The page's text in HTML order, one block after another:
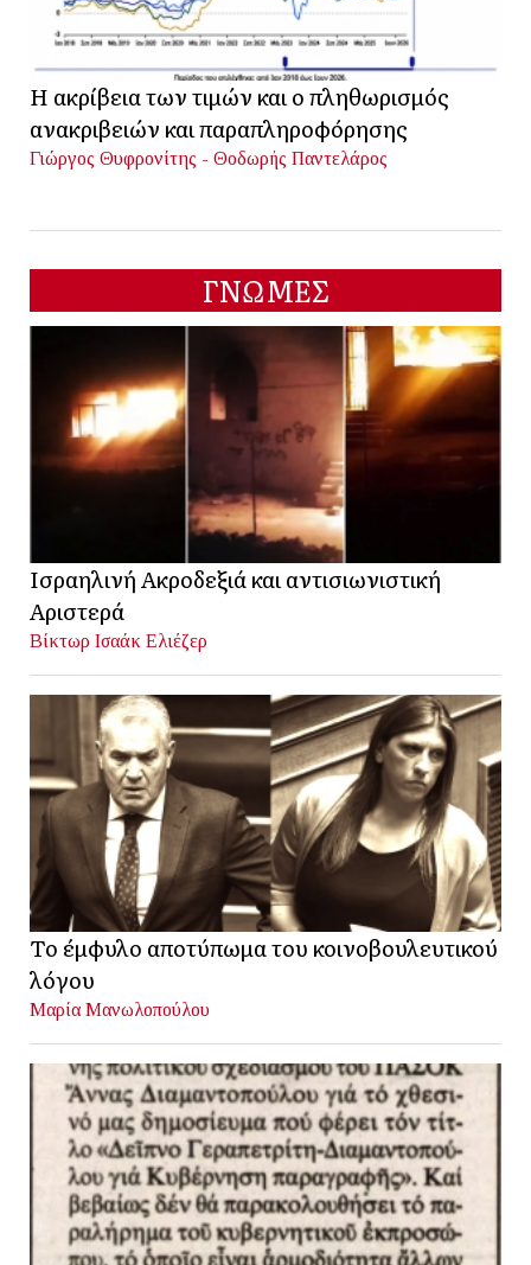
Η ακρίβεια των τιμών και ο πληθωρισμός
ανακριβειών και παραπληροφόρησης
Γιώργος Θυφρονίτης - Θοδωρής Παντελάρος
ΓΝΩΜΕΣ
Ισραηλινή Ακροδεξιά και αντισιωνιστική
Αριστερά
Βίκτωρ Ισαάκ Ελιέζερ
Το έμφυλο αποτύπωμα του κοινοβουλευτικού
λόγου
Μαρία Μανωλοπούλου